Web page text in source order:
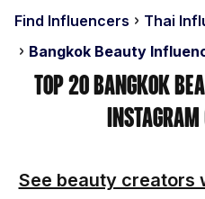
Find Influencers
Thai
Bangkok Beauty
Top 20 Bangkok
Instagram
See beauty creators